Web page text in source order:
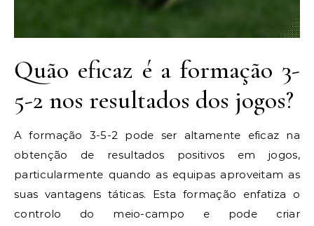
Quão eficaz é a formação 3-
5-2 nos resultados dos jogos?
A formação 3-5-2 pode ser altamente eficaz na
obtenção de resultados positivos em jogos,
particularmente quando as equipas aproveitam as
suas vantagens táticas. Esta formação enfatiza o
controlo do meio-campo e pode criar